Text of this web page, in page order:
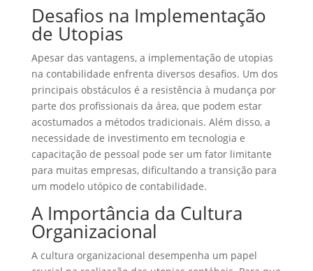
Desafios na Implementação
de Utopias
Apesar das vantagens, a implementação de utopias
na contabilidade enfrenta diversos desafios. Um dos
principais obstáculos é a resistência à mudança por
parte dos profissionais da área, que podem estar
acostumados a métodos tradicionais. Além disso, a
necessidade de investimento em tecnologia e
capacitação de pessoal pode ser um fator limitante
para muitas empresas, dificultando a transição para
um modelo utópico de contabilidade.
A Importância da Cultura
Organizacional
A cultura organizacional desempenha um papel